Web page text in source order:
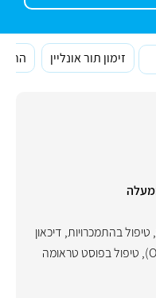
זימון תור אונליין
, טיפול בהתמכרויות, דיכאון
, טיפול בפוסט טראומה